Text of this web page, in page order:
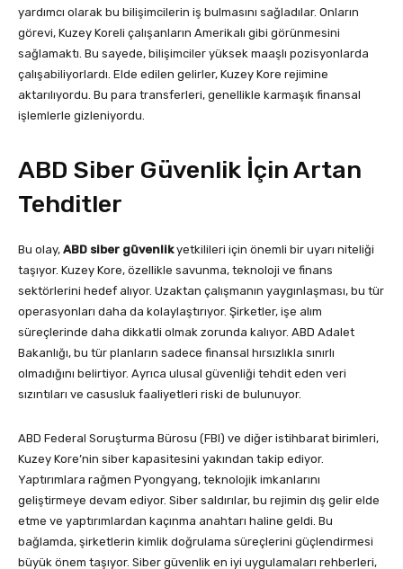
yardımcı olarak bu bilişimcilerin iş bulmasını sağladılar. Onların
görevi, Kuzey Koreli çalışanların Amerikalı gibi görünmesini
sağlamaktı. Bu sayede, bilişimciler yüksek maaşlı pozisyonlarda
çalışabiliyorlardı. Elde edilen gelirler, Kuzey Kore rejimine
aktarılıyordu. Bu para transferleri, genellikle karmaşık finansal
işlemlerle gizleniyordu.
ABD Siber Güvenlik İçin Artan
Tehditler
Bu olay, ABD siber güvenlikyetkilileri için önemli bir uyarı niteliği
taşıyor. Kuzey Kore, özellikle savunma, teknoloji ve finans
sektörlerini hedef alıyor. Uzaktan çalışmanın yaygınlaşması, bu tür
operasyonları daha da kolaylaştırıyor. Şirketler, işe alım
süreçlerinde daha dikkatli olmak zorunda kalıyor. ABD Adalet
Bakanlığı, bu tür planların sadece finansal hırsızlıkla sınırlı
olmadığını belirtiyor. Ayrıca ulusal güvenliği tehdit eden veri
sızıntıları ve casusluk faaliyetleri riski de bulunuyor.
ABD Federal Soruşturma Bürosu (FBI) ve diğer istihbarat birimleri,
Kuzey Kore’nin siber kapasitesini yakından takip ediyor.
Yaptırımlara rağmen Pyongyang, teknolojik imkanlarını
geliştirmeye devam ediyor. Siber saldırılar, bu rejimin dış gelir elde
etme ve yaptırımlardan kaçınma anahtarı haline geldi. Bu
bağlamda, şirketlerin kimlik doğrulama süreçlerini güçlendirmesi
büyük önem taşıyor. Siber güvenlik en iyi uygulamaları rehberleri,